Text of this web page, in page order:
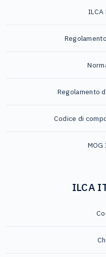
ILCA
Regolamento
Codice di
MOG
ILCA